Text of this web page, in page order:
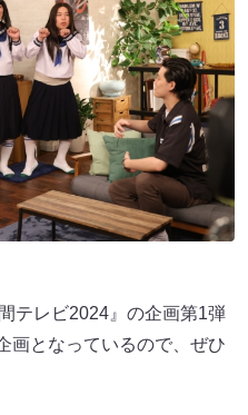
テレビ2024』の企画第1弾
となっているので、ぜひ